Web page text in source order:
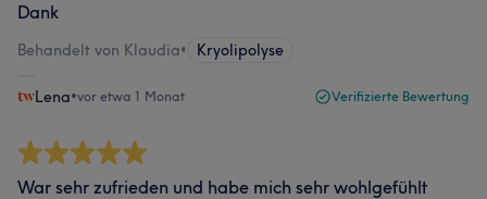
Dank
Behandelt von Klaudia• Kryolipolyse
Lena•vor etwa 1 Monat Verifizierte Bewertung
War sehr zufrieden und habe mich sehr wohlgefühlt